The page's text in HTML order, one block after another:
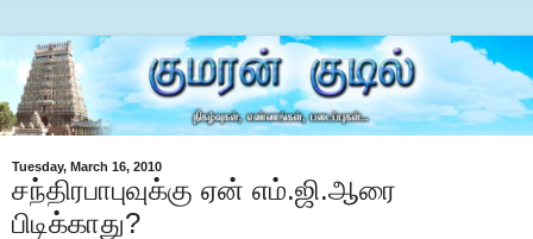
Tuesday, March 16, 2010
சந்திரபாபுவுக்கு ஏன் எம்.ஜி.ஆரை
பிடிக்காது?